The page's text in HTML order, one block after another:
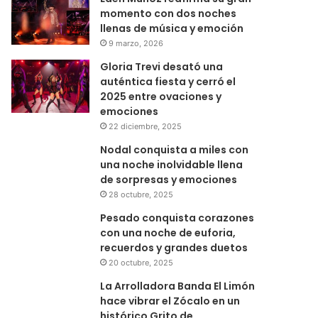
momento con dos noches
llenas de música y emoción
9 marzo, 2026
Gloria Trevi desató una
auténtica fiesta y cerró el
2025 entre ovaciones y
emociones
22 diciembre, 2025
Nodal conquista a miles con
una noche inolvidable llena
de sorpresas y emociones
28 octubre, 2025
Pesado conquista corazones
con una noche de euforia,
recuerdos y grandes duetos
20 octubre, 2025
La Arrolladora Banda El Limón
hace vibrar el Zócalo en un